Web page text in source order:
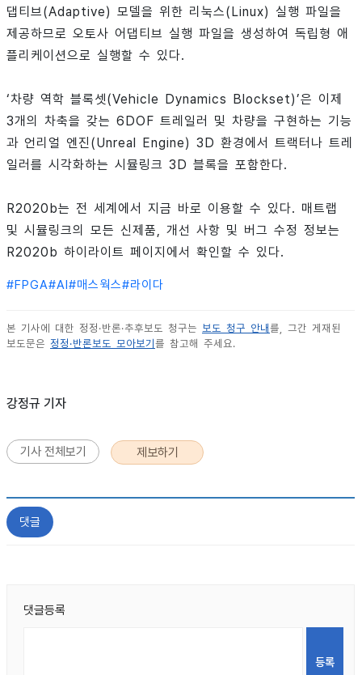
댑티브(Adaptive) 모델을 위한 리눅스(Linux) 실행 파일을
제공하므로 오토사 어댑티브 실행 파일을 생성하여 독립형 애
플리케이션으로 실행할 수 있다.
‘차량 역학 블록셋(Vehicle Dynamics Blockset)’은 이제
3개의 차축을 갖는 6DOF 트레일러 및 차량을 구현하는 기능
과 언리얼 엔진(Unreal Engine) 3D 환경에서 트랙터나 트레
일러를 시각화하는 시뮬링크 3D 블록을 포함한다.
R2020b는 전 세계에서 지금 바로 이용할 수 있다. 매트랩
및 시뮬링크의 모든 신제품, 개선 사항 및 버그 수정 정보는
R2020b 하이라이트 페이지에서 확인할 수 있다.
#FPGA#AI #매스웍스#라이다
본 기사에 대한 정정·반론·추후보도 청구는 보도 청구 안내 를, 그간 게재된
보도문은 정정·반론보도 모아보기 를 참고해 주세요.
강정규 기자
기사 전체보기 제보하기
댓글
댓글등록